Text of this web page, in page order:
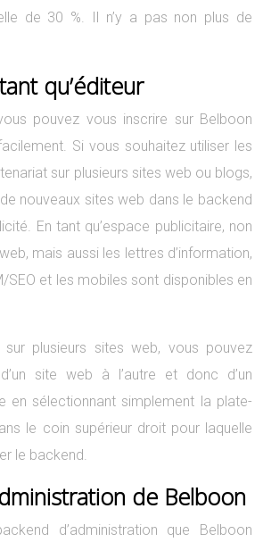
de 30 %. Il n’y a pas non plus de
qu’éditeur
pouvez vous inscrire sur Belboon
Si vous souhaitez utiliser les
sur plusieurs sites web ou blogs,
nouveaux sites web dans le backend
En tant qu’espace publicitaire, non
mais aussi les lettres d’information,
SEO et les mobiles sont disponibles en
plusieurs sites web, vous pouvez
site web à l’autre et donc d’un
en sélectionnant simplement la plate-
le coin supérieur droit pour laquelle
le backend.
de Belboon
d’administration que Belboon